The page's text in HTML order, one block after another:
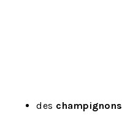
des champignons